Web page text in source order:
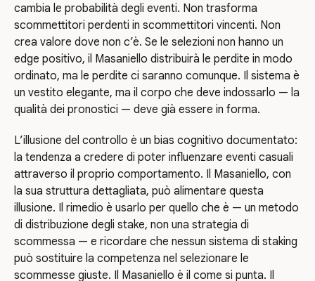
cambia le probabilità degli eventi. Non trasforma
scommettitori perdenti in scommettitori vincenti. Non
crea valore dove non c’è. Se le selezioni non hanno un
edge positivo, il Masaniello distribuirà le perdite in modo
ordinato, ma le perdite ci saranno comunque. Il sistema è
un vestito elegante, ma il corpo che deve indossarlo — la
qualità dei pronostici — deve già essere in forma.
L’illusione del controllo è un bias cognitivo documentato:
la tendenza a credere di poter influenzare eventi casuali
attraverso il proprio comportamento. Il Masaniello, con
la sua struttura dettagliata, può alimentare questa
illusione. Il rimedio è usarlo per quello che è — un metodo
di distribuzione degli stake, non una strategia di
scommessa — e ricordare che nessun sistema di staking
può sostituire la competenza nel selezionare le
scommesse giuste. Il Masaniello è il come si punta. Il